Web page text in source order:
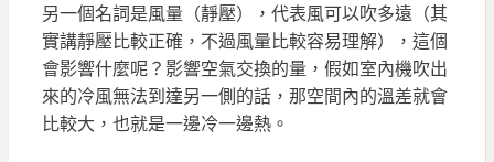
另一個名詞是風量（靜壓），代表風可以吹多遠（其
實講靜壓比較正確，不過風量比較容易理解），這個
會影響什麼呢？影響空氣交換的量，假如室內機吹出
來的冷風無法到達另一側的話，那空間內的溫差就會
比較大，也就是一邊冷一邊熱。